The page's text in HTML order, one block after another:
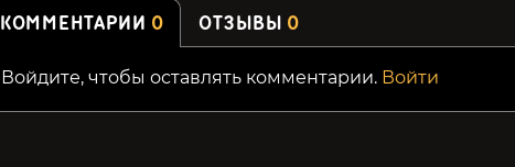
КОММЕНТАРИИ 0 ОТЗЫВЫ 0
Войдите, чтобы оставлять комментарии. Войти